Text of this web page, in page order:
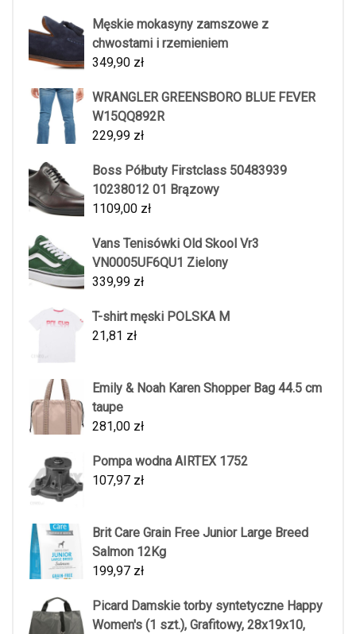
Męskie mokasyny zamszowe z
chwostami i rzemieniem
349,90 zł
WRANGLER GREENSBORO BLUE FEVER
W15QQ892R
229,99 zł
Boss Półbuty Firstclass 50483939
10238012 01 Brązowy
1109,00 zł
Vans Tenisówki Old Skool Vr3
VN0005UF6QU1 Zielony
339,99 zł
T-shirt męski POLSKA M
21,81 zł
Emily & Noah Karen Shopper Bag 44.5 cm
taupe
281,00 zł
Pompa wodna AIRTEX 1752
107,97 zł
Brit Care Grain Free Junior Large Breed
Salmon 12Kg
199,97 zł
Picard Damskie torby syntetyczne Happy
Women's (1 szt.), Grafitowy, 28x19x10,